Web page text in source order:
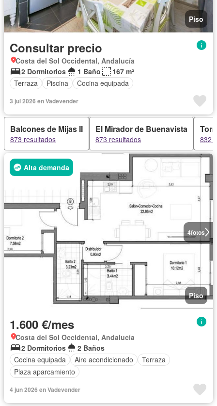
Piso
Consultar precio
Costa del Sol Occidental, Andalucía
2 Dormitorios
1 Baño
167 m²
Terraza
Piscina Cocina equipada
3 jul 2026 en Vadevender
Balcones de Mijas II
873 resultados
El Mirador de Buenavista
873 resultados 832
4fotos
Alta demanda
Piso
1.600 €/mes
Costa del Sol Occidental, Andalucía
2 Dormitorios
2 Baños
Cocina equipada
Aire acondicionado
Terraza
Plaza aparcamiento
4 jun 2026 en Vadevender